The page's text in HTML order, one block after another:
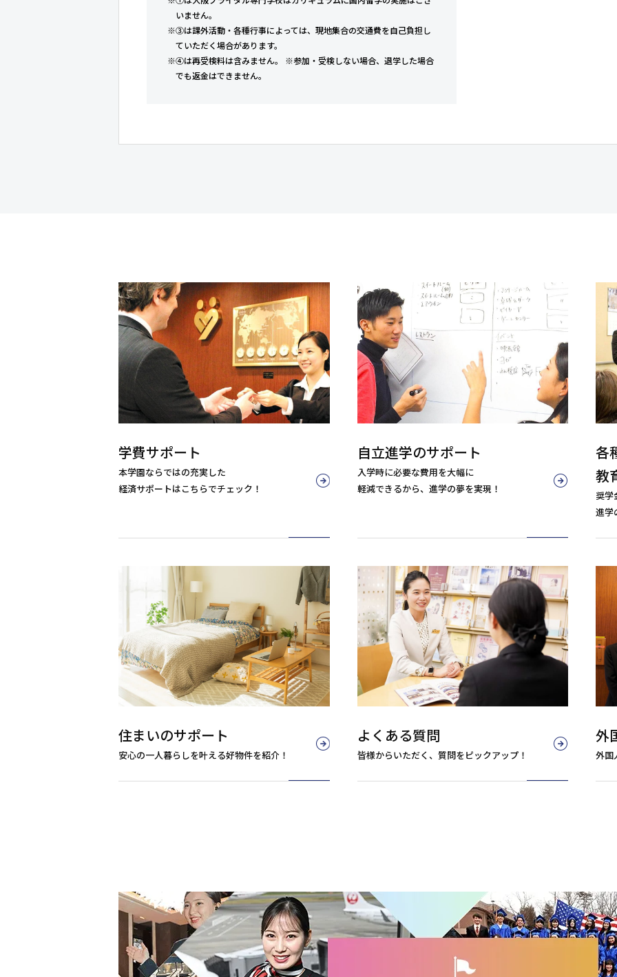
いません。
※③は課外活動・各種行事によっては、現地集合の交通費を自己負担し
ていただく場合があります。
※④は再受検料は含みません。 ※参加・受検しない場合、退学した場合
でも返金はできません。
学費サポート
本学園ならではの充実した
経済サポートはこちらでチェック！
自立進学のサポート
入学時に必要な費用を大幅に
軽減できるから、進学の夢を実現！
各
教
奨学
進学
住まいのサポート
安心の一人暮らしを叶える好物件を紹介！
よくある質問
皆様からいただく、質問をピックアップ！
外
外国